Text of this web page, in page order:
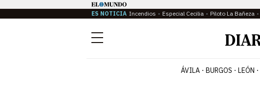
ES NOTICIA Incendios Especial Cecilia Piloto La Bañeza
Menú
ÁVILA BURGOS LEÓN